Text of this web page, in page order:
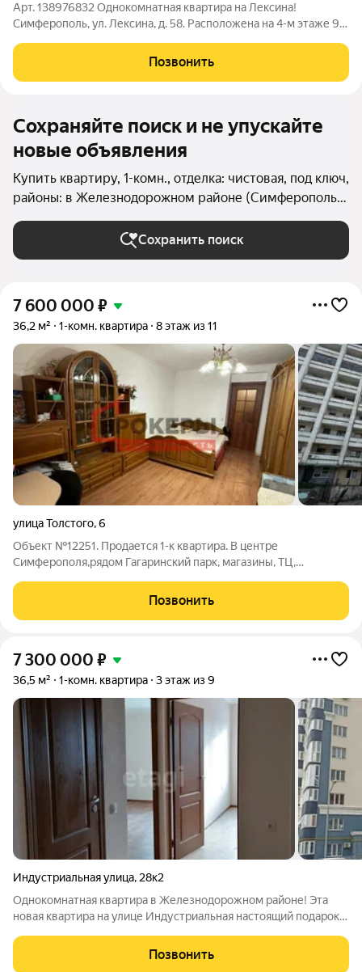
Арт. 138976832 Однокомнатная квартира на Лексина!
Симферополь, ул. Лексина, д. 58. Расположена на 4-м этаже 9-
площадь 36,5 кв.м. (с учетом балкона), жилая 18 кв.м., кухня 7,9
кв.м. Одна
Позвонить
Сохраняйте поиск и не упускайте
новые объявления
Купить квартиру, 1-комн., отделка: чистовая, под ключ,
районы: в Железнодорожном районе (Симферополь)
в Симферополе
Сохранить поиск
7 600 000 ₽
36,2 м² 1-комн. квартира 8 этаж из 11
улица Толстого,6
Объект №12251. Продается 1-к квартира. В центре
Симферополя,рядом Гагаринский парк, магазины, ТЦ,
договоре. Документы готовы к сделке.Про квартиру: - Этаж/
этажность 8/11 - Площадь 36,2м2 - Комнат
Позвонить
7 300 000 ₽
36,5 м² 1-комн. квартира 3 этаж из 9
Индустриальная улица, 28к2
Однокомнатная квартира в Железнодорожном районе! Эта
новая квартира на улице Индустриальная настоящий подарок
удобном третьем этаже девятиэтажного дома, что
обеспечивает отличную освещенность и
Позвонить